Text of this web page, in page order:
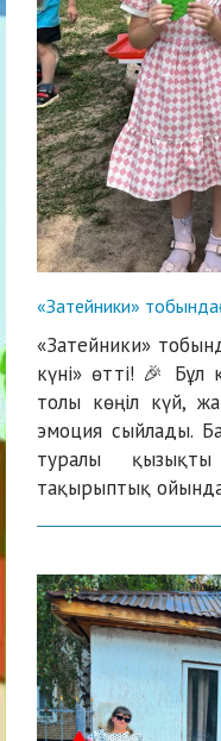
«Затейники»
«Затейники»
күні» өтті! 🎉 Бұл
толы көңіл күй,
эмоция сыйлады.
туралы
тақырыптық